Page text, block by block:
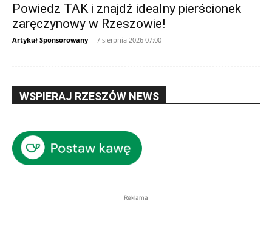
Powiedz TAK i znajdź idealny pierścionek
zaręczynowy w Rzeszowie!
Artykuł Sponsorowany - 7 sierpnia 2026 07:00
WSPIERAJ RZESZÓW NEWS
Reklama